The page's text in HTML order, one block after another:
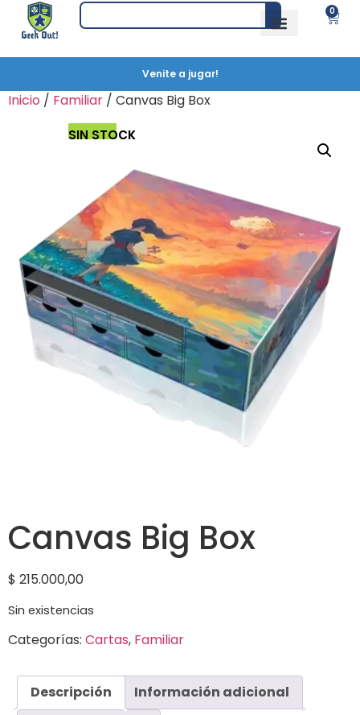
0
Venite a jugar!
Inicio / Familiar / Canvas Big Box
SIN STOCK
Canvas Big Box
$ 215.000,00
Sin existencias
Categorías: Cartas, Familiar
Descripción
Información adicional